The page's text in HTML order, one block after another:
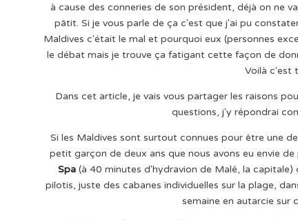
à cause des conneries de son président, déjà on ne
pâtit. Si je vous parle de ça c'est que j'ai pu
Maldives c'était le mal et pourquoi eux (personnes
le débat mais je trouve ça fatigant cette façon de
Voilà c'est
Dans cet article, je vais vous partager les raisons
questions, j'y répondrai
Si les Maldives sont surtout connues pour être une
petit garçon de deux ans que nous avons eu envie
Spa(à 40 minutes d'hydravion de Malé, la capitale)
pilotis, juste des cabanes individuelles sur la plage,
semaine en autarcie sur